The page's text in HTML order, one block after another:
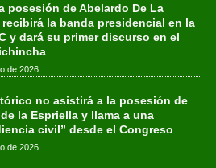
posesión de Abelardo De La
la banda presidencial en la
y dará su primer discurso en el
de 2026
no asistirá a la posesión de
la Espriella y llama a una
civil” desde el Congreso
de 2026